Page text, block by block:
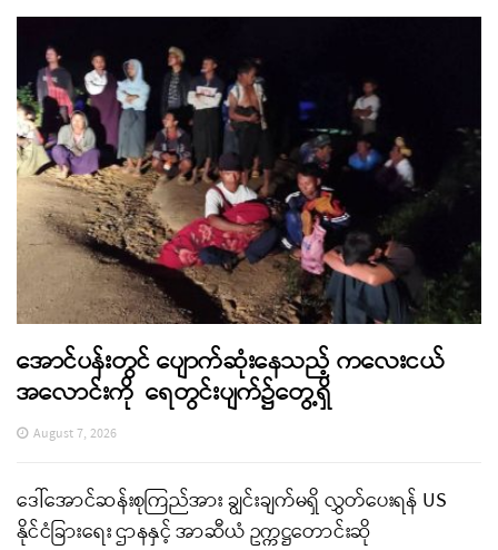
အောင်ပန်းတွင် ပျောက်ဆုံးနေသည့် ကလေးငယ်
အလောင်းကို ရေတွင်းပျက်၌တွေ့ရှိ
August 7, 2026
ဒေါ်အောင်ဆန်းစုကြည်အား ချွင်းချက်မရှိ လွှတ်ပေးရန် US
နိုင်ငံခြားရေး ဌာနနှင့် အာဆီယံ ဥက္ကဋ္ဌတောင်းဆို